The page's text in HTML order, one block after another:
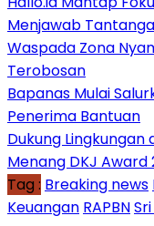
Menjawab
Waspada Zona
Terobosan
Bapanas Mulai
Penerima Bantuan
Dukung Lingkungan
Menang DKJ Award
Tag : Breaking news
Keuangan RAPBN